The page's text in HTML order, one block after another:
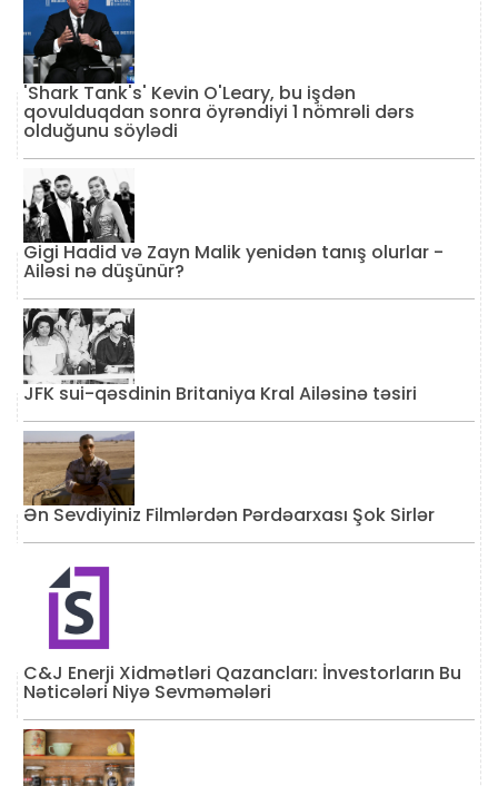
'Shark Tank's' Kevin O'Leary, bu işdən
qovulduqdan sonra öyrəndiyi 1 nömrəli dərs
olduğunu söylədi
Gigi Hadid və Zayn Malik yenidən tanış olurlar -
Ailəsi nə düşünür?
JFK sui-qəsdinin Britaniya Kral Ailəsinə təsiri
Ən Sevdiyiniz Filmlərdən Pərdəarxası Şok Sirlər
C&J Enerji Xidmətləri Qazancları: İnvestorların Bu
Nəticələri Niyə Sevməmələri